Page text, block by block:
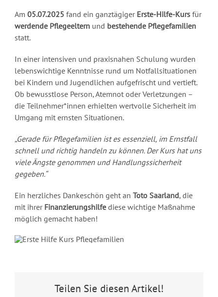
Am 05.07.2025 fand ein ganztägiger Erste-Hilfe-Kursfür
werdende Pflegeelternund bestehende Pflegefamilien
statt.
In einer intensiven und praxisnahen Schulung wurden
lebenswichtige Kenntnisse rund um Notfallsituationen
bei Kindern und Jugendlichen aufgefrischt und vertieft.
Ob bewusstlose Person, Atemnot oder Verletzungen –
die Teilnehmer*innen erhielten wertvolle Sicherheit im
Umgang mit ernsten Situationen.
„Gerade für Pflegefamilien ist es essenziell, im Ernstfall
schnell und richtig handeln zu können. Der Kurs hat uns
viele Ängste genommen und Handlungssicherheit
gegeben.“
Ein herzliches Dankeschön geht an Toto Saarland, die
mit ihrer Finanzierungshilfediese wichtige Maßnahme
möglich gemacht haben!
Teilen Sie diesen Artikel!